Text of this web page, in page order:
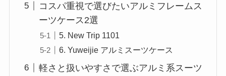
コスパ重視で選びたいアルミフレームス
ーツケース2選
5. New Trip 1101
6. Yuweijie アルミスーツケース
軽さと扱いやすさで選ぶアルミ系スーツ